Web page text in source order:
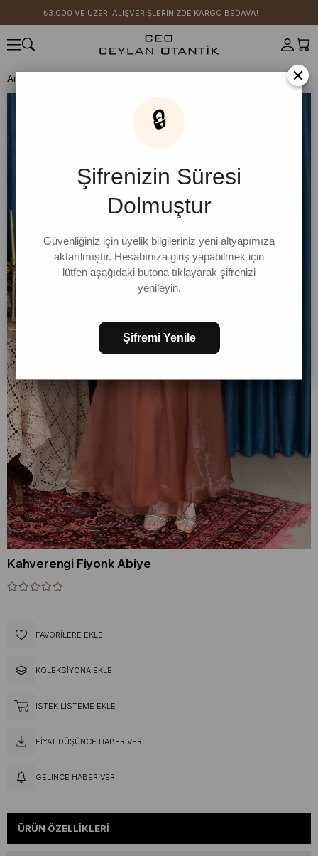
₺3.000 VE ÜZERİ ALIŞVERİŞLERİNİZDE KARGO BEDAVA!
Anasayfa
Kahverengi Fiyonk Abiye
FAVORILERE EKLE
KOLEKSIYONA EKLE
İSTEK LISTEME EKLE
FIYAT DÜŞÜNCE HABER VER
GELINCE HABER VER
ÜRÜN ÖZELLIKLERI
×
🔒
Şifrenizin Süresi
Dolmuştur
Güvenliğiniz için üyelik bilgileriniz yeni altyapımıza
aktarılmıştır. Hesabınıza giriş yapabilmek için
lütfen aşağıdaki butona tıklayarak şifrenizi
yenileyin.
Şifremi Yenile